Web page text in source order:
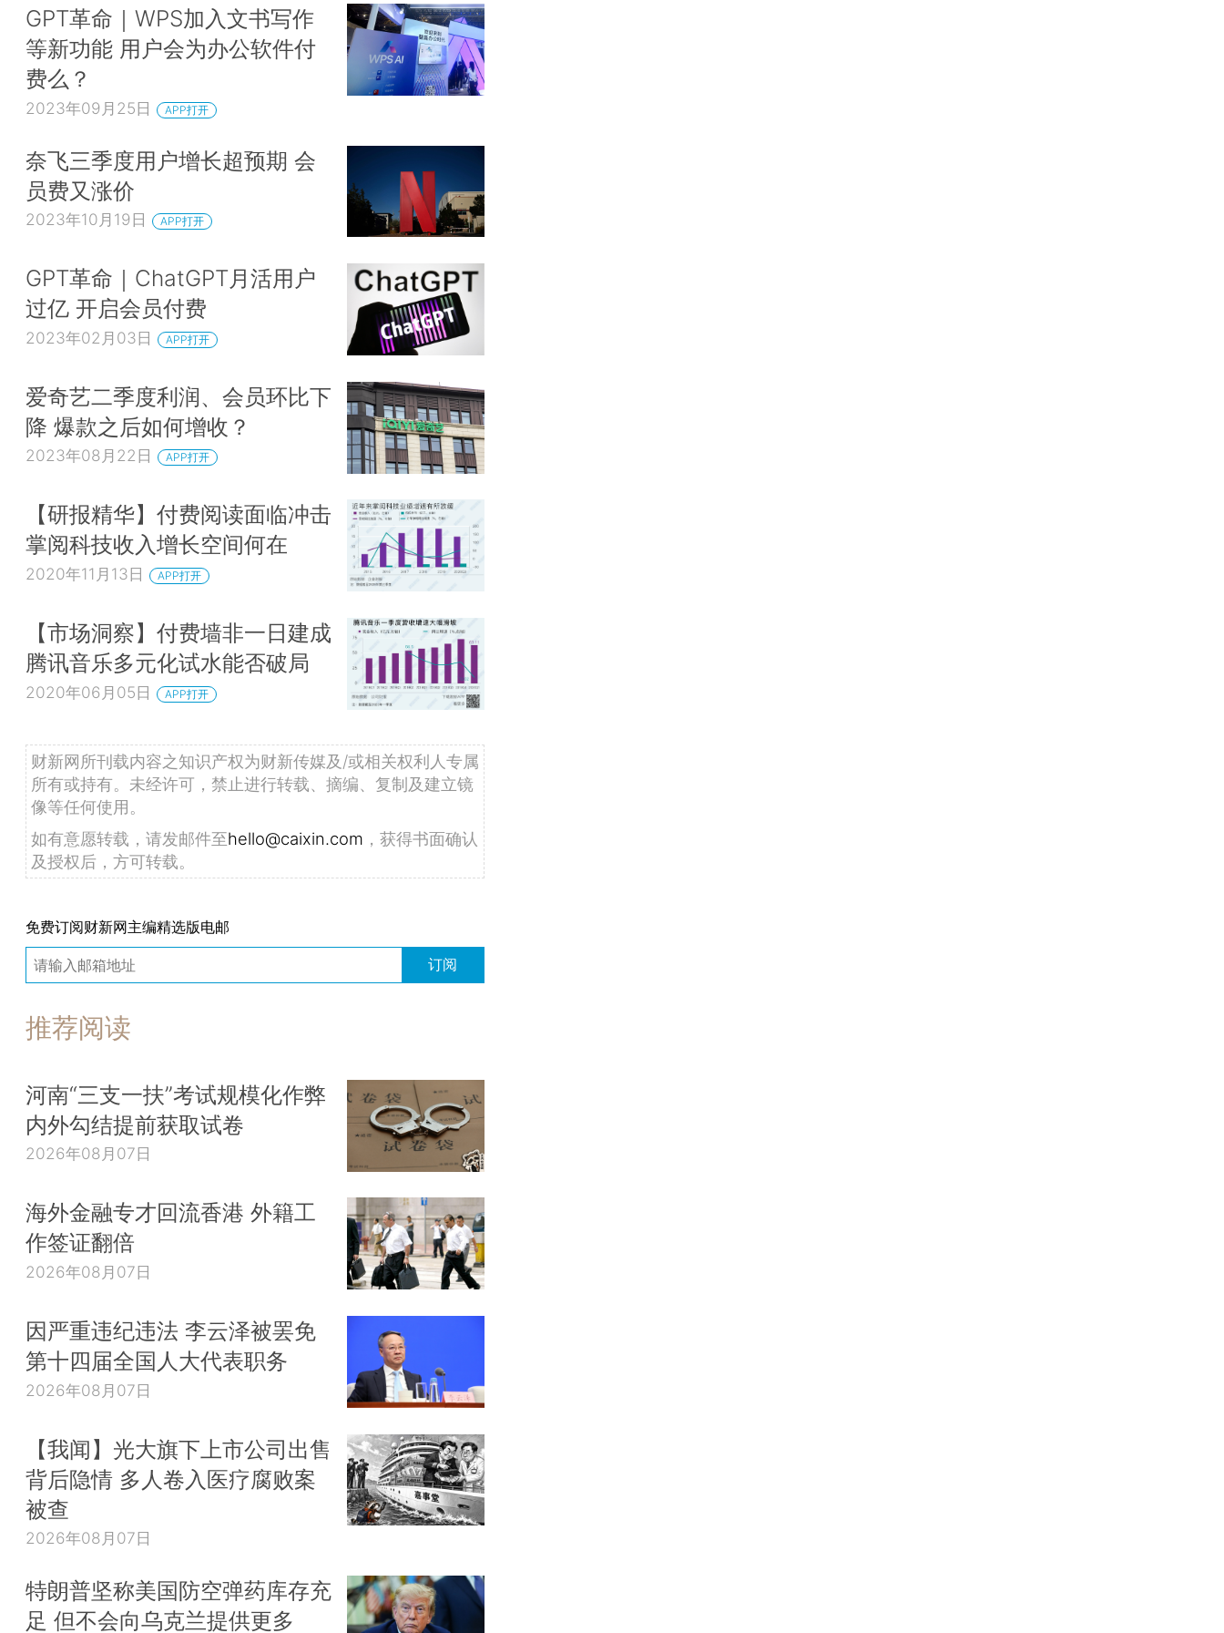
GPT革命｜WPS加入文书写作
等新功能 用户会为办公软件付
费么？
2023年09月25日 APP打开
奈飞三季度用户增长超预期 会
员费又涨价
2023年10月19日 APP打开
GPT革命｜ChatGPT月活用户
过亿 开启会员付费
2023年02月03日 APP打开
爱奇艺二季度利润、会员环比下
降 爆款之后如何增收？
2023年08月22日 APP打开
【研报精华】付费阅读面临冲击
掌阅科技收入增长空间何在
2020年11月13日 APP打开
【市场洞察】付费墙非一日建成
腾讯音乐多元化试水能否破局
2020年06月05日 APP打开
财新网所刊载内容之知识产权为财新传媒及/或相关权利人专属
所有或持有。未经许可，禁止进行转载、摘编、复制及建立镜
像等任何使用。
如有意愿转载，请发邮件至hello@caixin.com ，获得书面确认
及授权后，方可转载。
免费订阅财新网主编精选版电邮
订阅
推荐阅读
河南“三支一扶”考试规模化作弊
内外勾结提前获取试卷
2026年08月07日
海外金融专才回流香港 外籍工
作签证翻倍
2026年08月07日
因严重违纪违法 李云泽被罢免
第十四届全国人大代表职务
2026年08月07日
【我闻】光大旗下上市公司出售
背后隐情 多人卷入医疗腐败案
被查
2026年08月07日
特朗普坚称美国防空弹药库存充
足 但不会向乌克兰提供更多